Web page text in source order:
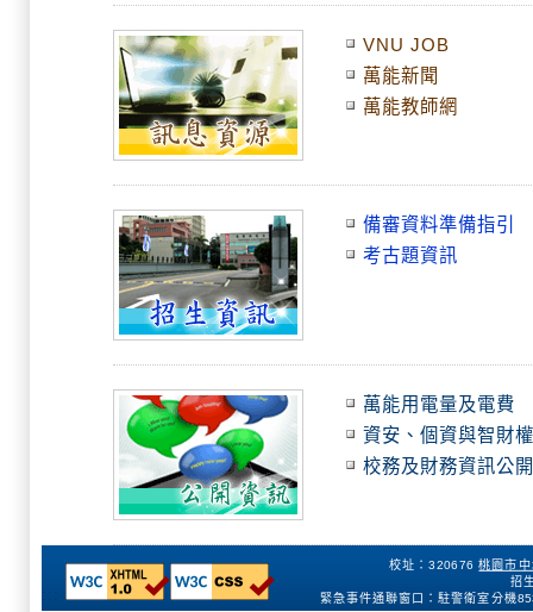
VNU JOB
萬能新聞
萬能教師網
備審資料準備指引
考古題資訊
萬能用電量及電費
資安、個資與智財
校務及財務資訊公
校址：320676桃園市
招
緊急事件通聯窗口：駐警衛室分機